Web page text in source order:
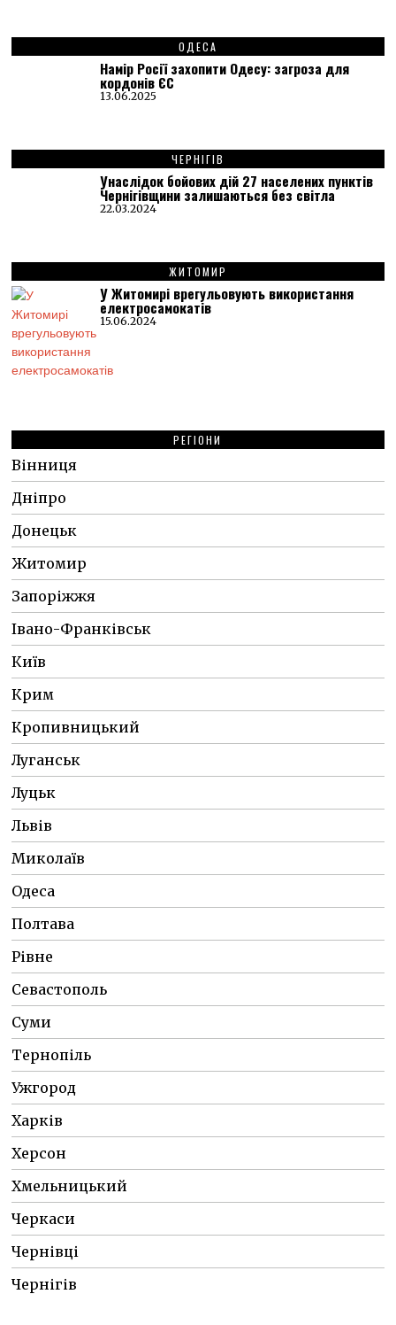
ОДЕСА
Намір Росії захопити Одесу: загроза для
кордонів ЄС
13.06.2025
ЧЕРНІГІВ
Унаслідок бойових дій 27 населених пунктів
Чернігівщини залишаються без світла
22.03.2024
ЖИТОМИР
У Житомирі врегульовують використання
електросамокатів
15.06.2024
РЕГІОНИ
Вінниця
Дніпро
Донецьк
Житомир
Запоріжжя
Івано-Франківськ
Київ
Крим
Кропивницький
Луганськ
Луцьк
Львів
Миколаїв
Одеса
Полтава
Рівне
Севастополь
Суми
Тернопіль
Ужгород
Харків
Херсон
Хмельницький
Черкаси
Чернівці
Чернігів